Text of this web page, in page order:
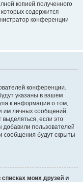
копией полученного
содержится
конференции
конференции.
указаны в вашем
к информации о том,
им личных сообщений.
выделяться, если это
пользователей
сообщения будут скрыты
моих друзей и